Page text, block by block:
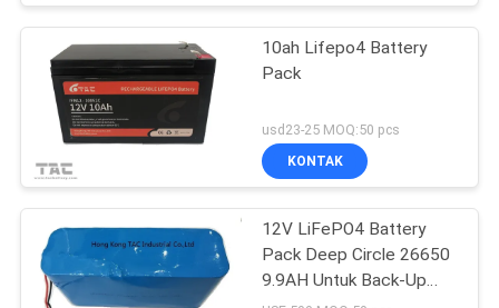
10ah Lifepo4 Battery
Pack
usd23-25 MOQ:50 pcs
KONTAK
12V LiFePO4 Battery
Pack Deep Circle 26650
9.9AH Untuk Back-Up